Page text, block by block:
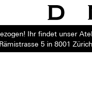
Ihr findet unser
Rämistrasse 5 in 8001 Zürich.